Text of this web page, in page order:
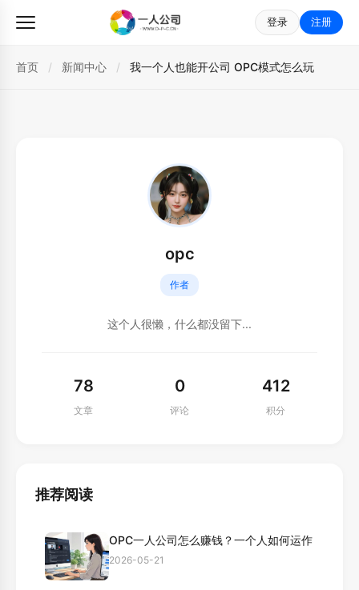
登录 注册
首页 / 新闻中心 / 我一个人也能开公司 OPC模式怎么玩
opc
作者
这个人很懒，什么都没留下...
78
文章
0
评论
412
积分
推荐阅读
OPC一人公司怎么赚钱？一个人如何运作
2026-05-21